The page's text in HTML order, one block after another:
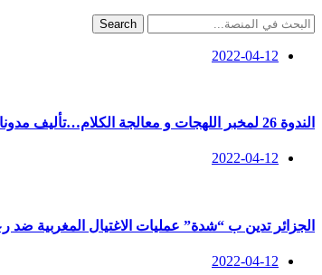
Search
2022-04-12
الندوة 26 لمخبر اللهجات و معالجة الكلام…تأليف مدونات للمتعلمين لخدمة ورقي اللغة العربية ومناهجها محور نقاش
2022-04-12
الجزائر تدين ب “شدة” عمليات الاغتيال المغربية ضد
2022-04-12